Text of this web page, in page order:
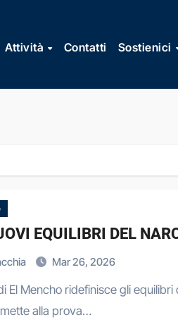
Attività Contatti Sostienici
EQUILIBRI DEL
Mar 26, 2026
El Mencho ridefinisce gli
mette alla prova…